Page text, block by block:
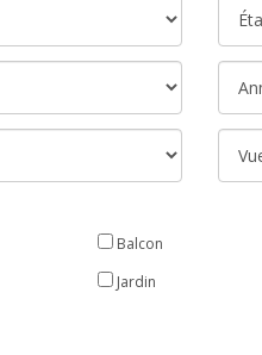
Balcon
Jardin